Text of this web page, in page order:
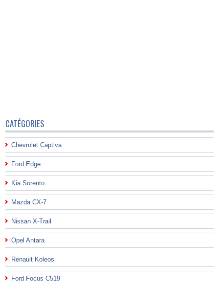
CATÉGORIES
Chevrolet Captiva
Ford Edge
Kia Sorento
Mazda CX-7
Nissan X-Trail
Opel Antara
Renault Koleos
Ford Focus C519